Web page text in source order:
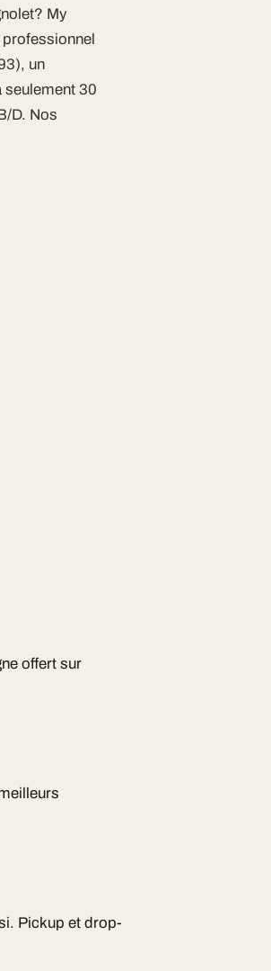
My
un
seulement 30
D. Nos
offert sur
Pickup et drop-